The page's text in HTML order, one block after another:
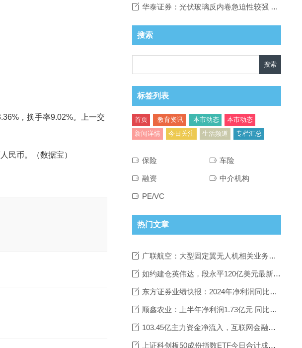
，换手率9.02%。上一交
民币。（数据宝）
华泰证券：光伏玻璃反内卷急迫性较强 龙头企业有望带头减产
搜索
标签列表
首页 教育资讯 本市动态
本市动态
新闻详情
今日关注 生活频道 专栏汇总
保险 车险
融资 中介机构
PE/VC
热门文章
广联航空：大型固定翼无人机相关业务有望成为公司新的增长极
如约建仓英伟达，段永平120亿美元最新持仓披露：买入英伟达已收获回报，但纠结10年后会不会被替代
东方证券业绩快报：2024年净利润同比增长21.68%
顺鑫农业：上半年净利润1.73亿元 同比下降59.09%
103.45亿主力资金净流入，互联网金融概念涨3.70%
上证科创板50成份指数ETF今日合计成交额183.40亿元，环比增加118.52%